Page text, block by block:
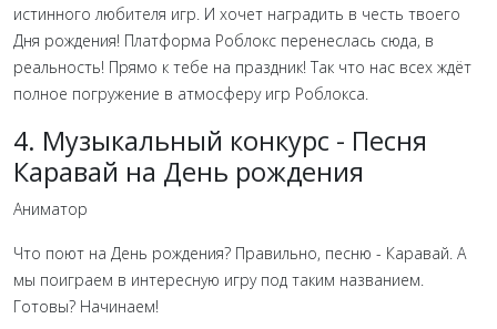
истинного любителя игр. И хочет наградить в честь твоего
Дня рождения! Платформа Роблокс перенеслась сюда, в
реальность! Прямо к тебе на праздник! Так что нас всех ждёт
полное погружение в атмосферу игр Роблокса.
4. Музыкальный конкурс - Песня
Каравай на День рождения
Аниматор
Что поют на День рождения? Правильно, песню - Каравай. А
мы поиграем в интересную игру под таким названием.
Готовы? Начинаем!